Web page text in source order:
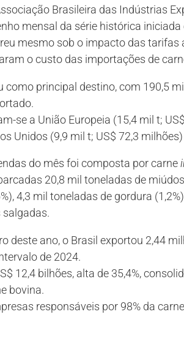
Brasileira das Indústrias
mensal da série histórica iniciada
mesmo sob o impacto das
o custo das importações de
como principal destino, com 190,5
se a União Europeia (15,4 mil t;
Unidos (9,9 mil t; US$ 72,3
do mês foi composta por carne
20,8 mil toneladas de
4,3 mil toneladas de gordura
salgadas.
deste ano, o Brasil exportou 2,44
de 2024.
12,4 bilhões, alta de 35,4%,
bovina.
responsáveis por 98% da